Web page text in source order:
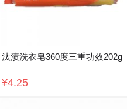
汰渍洗衣皂360度三重功效202g
¥4.25